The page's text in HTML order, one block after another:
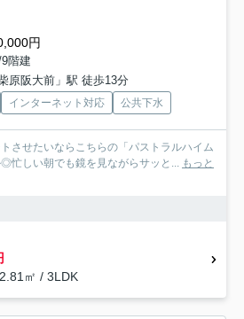
円
階建
原阪大前」駅 徒歩13分
インターネット対応 公共下水
させたいならこちらの「パストラルハイム
忙しい朝でも鏡を見ながらサッと... もっと
㎡ / 3LDK